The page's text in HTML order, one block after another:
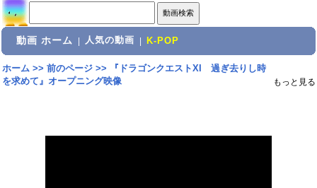
動画 ホーム 人気の動画 K-POP
ホーム>> 前のページ>>
『ドラゴンクエストXI 過ぎ去りし時
を求めて』オープニング映像
もっと見る